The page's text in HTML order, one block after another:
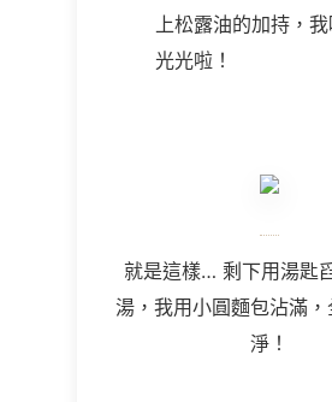
上松露油的加持，我
光光啦！
就是這樣… 剩下用湯匙
湯，我用小圓麵包沾滿
淨！